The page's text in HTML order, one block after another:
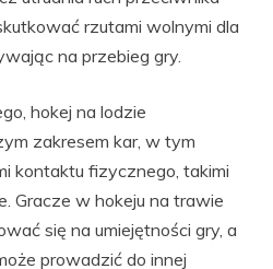
rzutami wolnymi dla
na przebieg gry.
hokej na lodzie
zakresem kar, w tym
kontaktu fizycznego, takimi
Gracze w hokeju na trawie
się na umiejętności gry, a
prowadzić do innej